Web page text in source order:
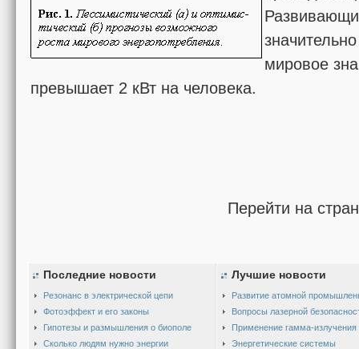
мировое
превышает 2 кВт на человека.
Перейти на
Последние новости
Резонанс в электрической цепи
Фотоэффект и его законы
Гипотезы и размышления о биополе
Сколько людям нужно энергии
Лучшие новости
Развитие атомной
Вопросы лазерной
Применение гамма-излучения
Энергетические системы